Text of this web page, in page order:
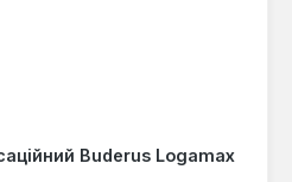
Buderus Logamax